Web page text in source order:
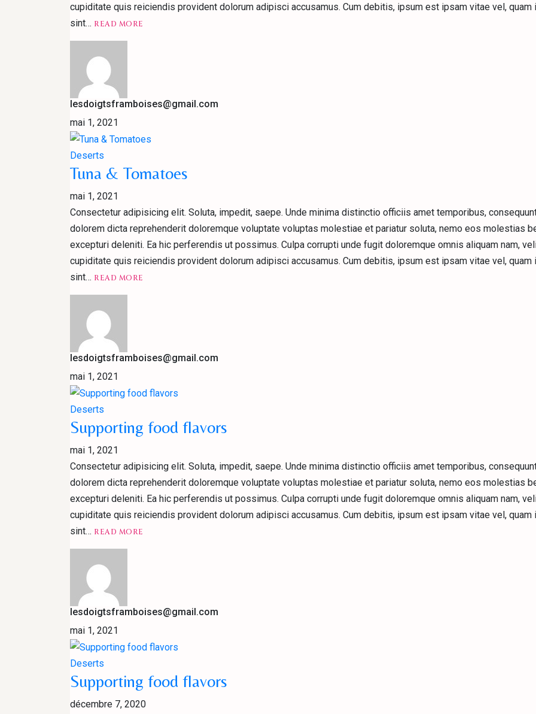
cupiditate quis reiciendis provident dolorum adipisci accusamus. Cum debitis, ipsum est ipsam vitae vel, quam
sint… READ MORE
lesdoigtsframboises@gmail.com
mai 1, 2021
Deserts
Tuna & Tomatoes
mai 1, 2021
Consectetur adipisicing elit. Soluta, impedit, saepe. Unde minima distinctio officiis amet temporibus,
dolorem dicta reprehenderit doloremque voluptate voluptas molestiae et pariatur soluta, nemo eos molestias
excepturi deleniti. Ea hic perferendis ut possimus. Culpa corrupti unde fugit doloremque omnis aliquam nam,
cupiditate quis reiciendis provident dolorum adipisci accusamus. Cum debitis, ipsum est ipsam vitae vel, quam
sint… READ MORE
lesdoigtsframboises@gmail.com
mai 1, 2021
Deserts
Supporting food flavors
mai 1, 2021
Consectetur adipisicing elit. Soluta, impedit, saepe. Unde minima distinctio officiis amet temporibus,
dolorem dicta reprehenderit doloremque voluptate voluptas molestiae et pariatur soluta, nemo eos molestias
excepturi deleniti. Ea hic perferendis ut possimus. Culpa corrupti unde fugit doloremque omnis aliquam nam,
cupiditate quis reiciendis provident dolorum adipisci accusamus. Cum debitis, ipsum est ipsam vitae vel, quam
sint… READ MORE
lesdoigtsframboises@gmail.com
mai 1, 2021
Deserts
Supporting food flavors
décembre 7, 2020